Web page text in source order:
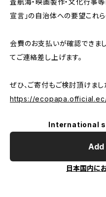
査航海・映画製作・文化行事
宣言」の自治体への要望これ
会費のお支払いが確認できま
てご連絡差し上げます。
ぜひ、ご寄付もご検討頂けまし
https://
International
日本国内に